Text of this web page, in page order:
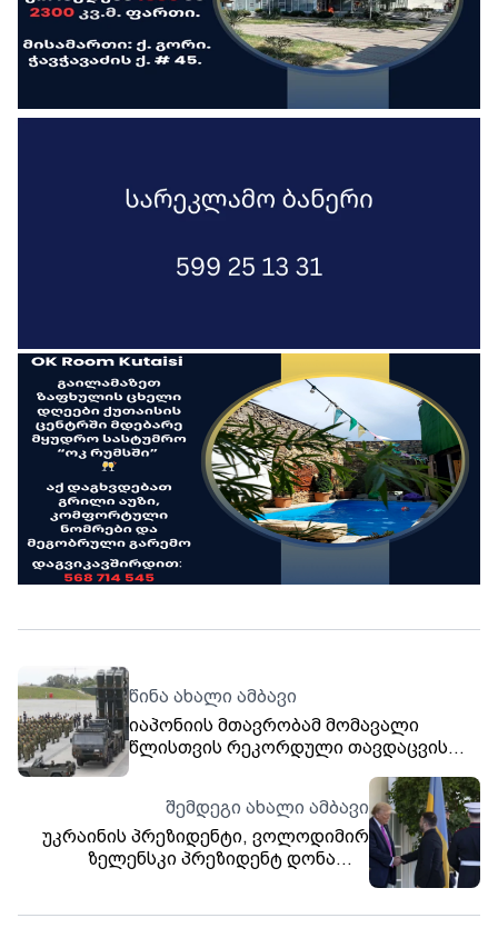
წინა ახალი ამბავი
იაპონიის მთავრობამ მომავალი
წლისთვის რეკორდული თავდაცვის
ტრილიონ იენს (58 მილიარდი
დოლარი) აღემატება, რომელიც
ჩინეთის შეკავებაზეა მიმართული -
ინფორმაციას The Associated Press-
შემდეგი ახალი ამბავი
უკრაინის პრეზიდენტი, ვოლოდიმირ
ზელენსკი პრეზიდენტ დონალდ